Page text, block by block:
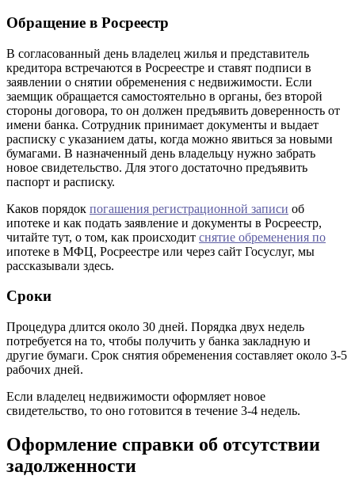
Обращение в Росреестр
В согласованный день владелец жилья и представитель
кредитора встречаются в Росреестре и ставят подписи в
заявлении о снятии обременения с недвижимости. Если
заемщик обращается самостоятельно в органы, без второй
стороны договора, то он должен предъявить доверенность от
имени банка. Сотрудник принимает документы и выдает
расписку с указанием даты, когда можно явиться за новыми
бумагами. В назначенный день владельцу нужно забрать
новое свидетельство. Для этого достаточно предъявить
паспорт и расписку.
Каков порядок погашения регистрационной записи об
ипотеке и как подать заявление и документы в Росреестр,
читайте тут, о том, как происходит снятие обременения по
ипотеке в МФЦ, Росреестре или через сайт Госуслуг, мы
рассказывали здесь.
Сроки
Процедура длится около 30 дней. Порядка двух недель
потребуется на то, чтобы получить у банка закладную и
другие бумаги. Срок снятия обременения составляет около 3-5
рабочих дней.
Если владелец недвижимости оформляет новое
свидетельство, то оно готовится в течение 3-4 недель.
Оформление справки об отсутствии
задолженности